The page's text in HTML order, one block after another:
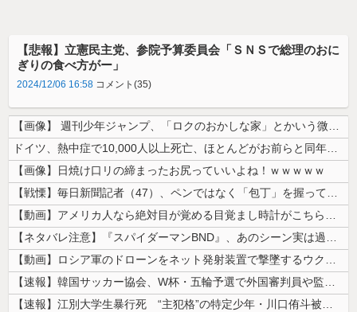
【悲報】立憲民主党、参院予算委員会「ＳＮＳで総理のおに
ぎりの食べ方がー」
2024/12/06 16:58 コメント(35)
【画像】 週刊少年ジャンプ、「ロクのおかしな家」とかいう微妙な漫画を巻...
ドイツ、熱中症で10,000人以上死亡、ほとんどがお前らと同年代で若者...
【画像】日焼け口リの締まったお尻っていいよね！ｗｗｗｗｗ
【戦慄】毎日新聞記者（47）、ペンではなく「包丁」を握ってしまった結果...
【動画】アメリカ人なら絶対目が覚める目覚まし時計がこちらｗｗｗｗｗ
【ネタバレ注意】『スパイダーマンBND』、あのシーン実は過去作のセルフ...
【動画】ロシア軍のドローンをネット発射装置で撃墜するウクライナ。
【速報】韓国サッカー協会、W杯・五輪予選で外国審判員や監督官を性接待！...
【速報】江別大学生暴行死 “主犯格”の特定少年・川口侑斗被告に「無期懲...